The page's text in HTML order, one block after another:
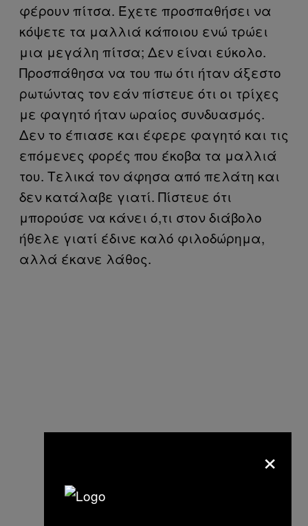
φέρουν πίτσα. Έχετε προσπαθήσει να
κόψετε τα μαλλιά κάποιου ενώ τρώει
μια μεγάλη πίτσα; Δεν είναι εύκολο.
Προσπάθησα να του πω ότι ήταν άξεστο
ρωτώντας τον εάν πίστευε ότι οι τρίχες
με φαγητό ήταν ωραίος συνδυασμός.
Δεν το έπιασε και έφερε φαγητό και τις
επόμενες φορές που έκοβα τα μαλλιά
του. Τελικά τον άφησα από πελάτη και
δεν κατάλαβε γιατί. Πίστευε ότι
μπορούσε να κάνει ό,τι στον διάβολο
ήθελε γιατί έδινε καλό φιλοδώρημα,
αλλά έκανε λάθος.
×